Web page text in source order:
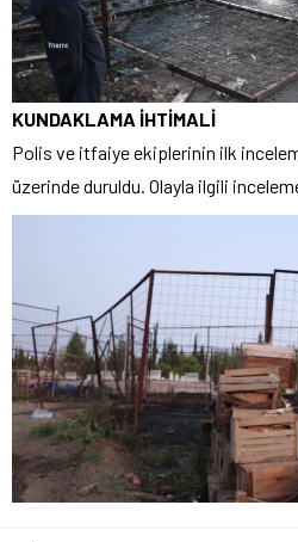
KUNDAKLAMA İHTİMALİ
Polis ve itfaiye ekiplerinin ilk
üzerinde duruldu. Olayla ilgili